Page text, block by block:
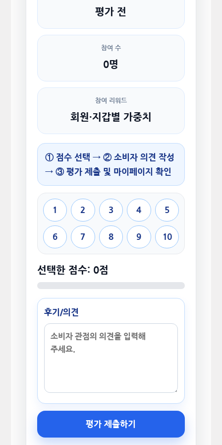
평가 전
참여 수
0명
참여 리워드
회원·지갑별 가중치
① 점수 선택 → ② 소비자 의견 작성
→ ③ 평가 제출 및 마이페이지 확인
1 2 3 4 5
6 7 8 9 10
선택한 점수: 0점
후기/의견
평가 제출하기